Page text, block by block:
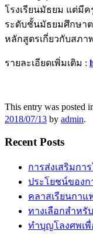
โรงเรียนมัธยม แต่มี
ระดับชั้นมัธยมศึกษาต
หลักสูตรเกี่ยวกับสภา
รายละเอียดเพิ่มเติม :
This entry was posted
2018/07/13 by admin.
Recent Posts
การส่งเสริมกา
ประโยชน์ของก
คลาสเรียนกา
ทางเลือกสำหรั
ทำบุญโลงศพเพื่